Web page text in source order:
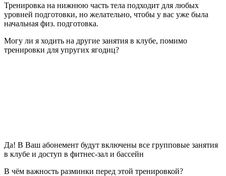
Тренировка на нижнюю часть тела подходит для любых
уровней подготовки, но желательно, чтобы у вас уже была
начальная физ. подготовка.
Могу ли я ходить на другие занятия в клубе, помимо
тренировки для упругих ягодиц?
Да! В Ваш абонемент будут включены все групповые занятия
в клубе и доступ в фитнес-зал и бассейн
В чём важность разминки перед этой тренировкой?